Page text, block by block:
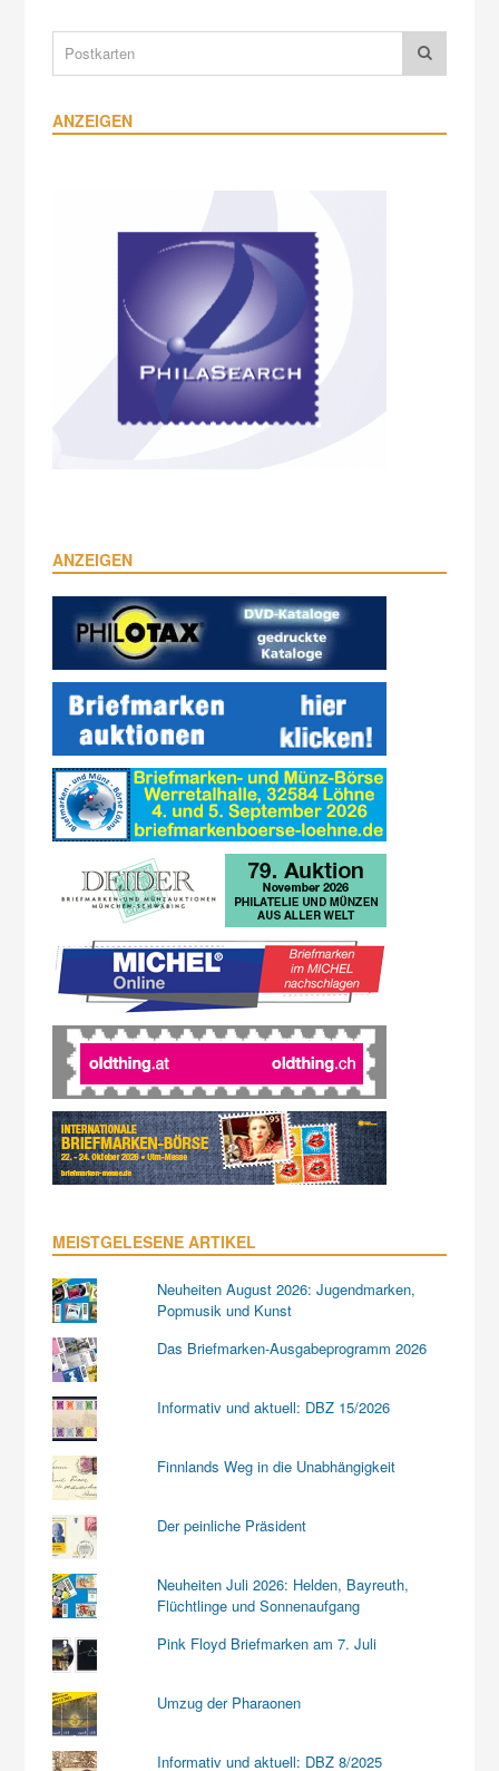
ANZEIGEN
ANZEIGEN
MEISTGELESENE ARTIKEL
Neuheiten August 2026: Jugendmarken,
Popmusik und Kunst
Das Briefmarken-Ausgabeprogramm 2026
Informativ und aktuell: DBZ 15/2026
Finnlands Weg in die Unabhängigkeit
Der peinliche Präsident
Neuheiten Juli 2026: Helden, Bayreuth,
Flüchtlinge und Sonnenaufgang
Pink Floyd Briefmarken am 7. Juli
Umzug der Pharaonen
Informativ und aktuell: DBZ 8/2025